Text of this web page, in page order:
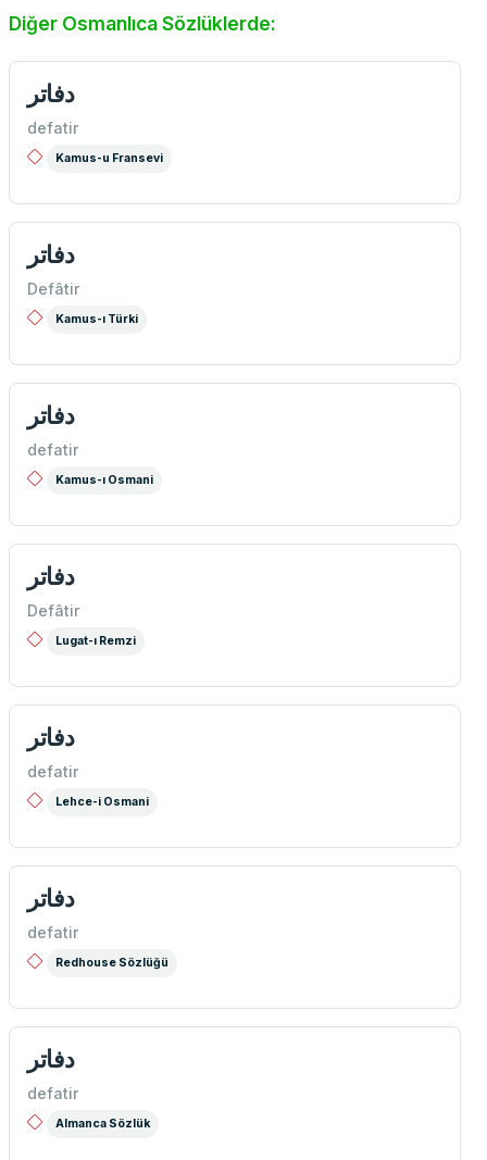
Diğer Osmanlıca Sözlüklerde:
دفاتر
defatir
Kamus-u Fransevi
دفاتر
Defâtir
Kamus-ı Türki
دفاتر
defatir
Kamus-ı Osmani
دفاتر
Defâtir
Lugat-ı Remzi
دفاتر
defatir
Lehce-i Osmani
دفاتر
defatir
Redhouse Sözlüğü
دفاتر
defatir
Almanca Sözlük